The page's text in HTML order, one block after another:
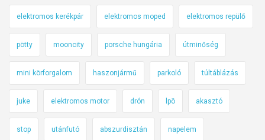
elektromos kerékpár elektromos moped elektromos repülő
pötty mooncity porsche hungária útminőség
mini körforgalom haszonjármű parkoló túltáblázás
juke elektromos motor drón lpö akasztó
stop utánfutó abszurdisztán napelem